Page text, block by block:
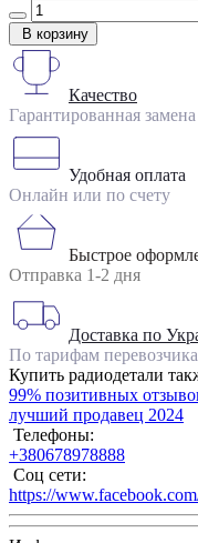
В корзину
Качество
Гарантированная замена
Удобная оплата
Онлайн или по счету
Быстрое
Отправка 1-2 дня
Доставка по
По тарифам перевозчика
Купить радиодетали
99% позитивных
лучший продавец 2024
Телефоны:
+380678978888
Соц сети:
https://